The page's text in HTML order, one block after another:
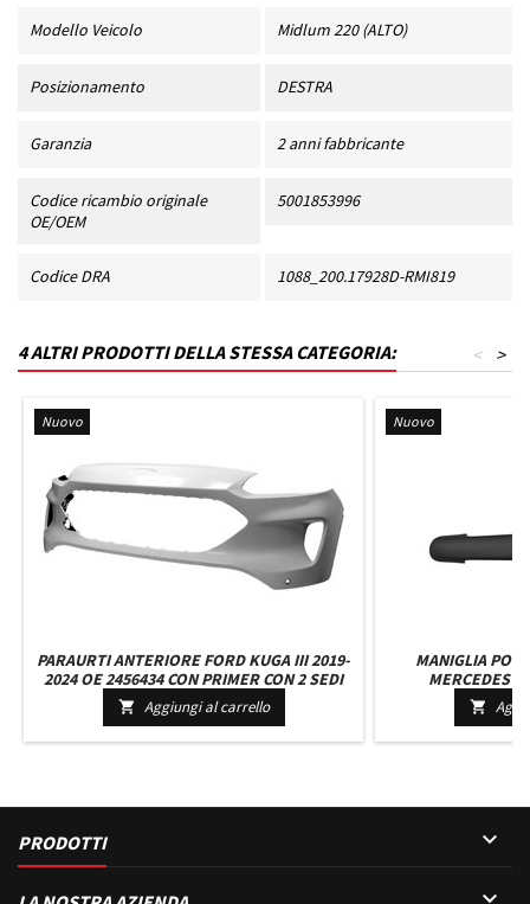
Modello Veicolo Midlum 220 (ALTO)
Posizionamento DESTRA
Garanzia 2 anni fabbricante
Codice ricambio originale
OE/OEM
5001853996
Codice DRA 1088_200.17928D-RMI819
4 ALTRI PRODOTTI DELLA STESSA CATEGORIA: >
<
Nuovo
PARAURTI ANTERIORE FORD KUGA III 2019-
2024 OE 2456434 CON PRIMER CON 2 SEDI
PER SENSORI
 Aggiungi al carrello
Nuovo
MANIGLIA
MERCEDES
0007601359 -

PRODOTTI 